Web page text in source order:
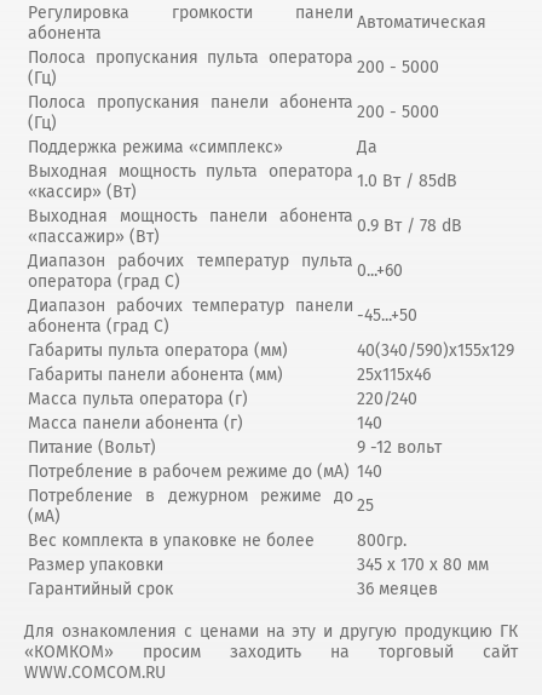
Регулировка громкости панели
абонента
Автоматическая
Полоса пропускания пульта оператора
(Гц)
200 - 5000
Полоса пропускания панели абонента
(Гц)
200 - 5000
Поддержка режима «симплекс»
Да
Выходная мощность пульта оператора
«кассир» (Вт)
1.0 Bт / 85dB
Выходная мощность панели абонента
«пассажир» (Вт)
0.9 Вт / 78 dB
Диапазон рабочих температур пульта
оператора (град С)
0...+60
Диапазон рабочих температур панели
абонента (град С)
-45...+50
Габариты пульта оператора (мм)
40(340/590)х155х129
Габариты панели абонента (мм)
25х115х46
Масса пульта оператора (г)
220/240
Масса панели абонента (г)
140
Питание (Вольт)
9 -12 вольт
Потребление в рабочем режиме до (мА) 140
Потребление в дежурном режиме до
(мА)
25
Вес комплекта в упаковке не более
800гр.
Размер упаковки
345 х 170 х 80 мм
Гарантийный срок
36 меяцев
Для ознакомления с ценами на эту и другую продукцию ГК
«КОМКОМ» просим заходить на торговый сайт
WWW.COMCOM.RU